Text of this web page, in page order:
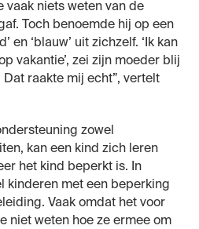
vaak niets weten van de
Toch benoemde hij op een
en ‘blauw’ uit zichzelf. ‘Ik kan
vakantie’, zei zijn moeder blij
raakte mij echt”, vertelt
zowel
kan een kind zich leren
het kind beperkt is. In
kinderen met een beperking
Vaak omdat het voor
niet weten hoe ze ermee om